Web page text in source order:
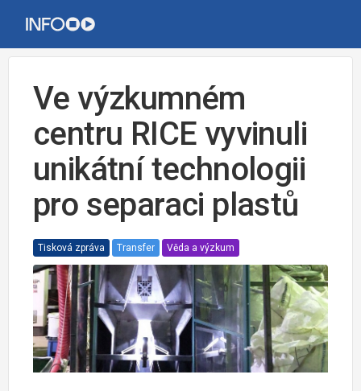
Ve výzkumném
centru RICE vyvinuli
unikátní technologii
pro separaci plastů
Tisková zpráva Transfer Věda a výzkum